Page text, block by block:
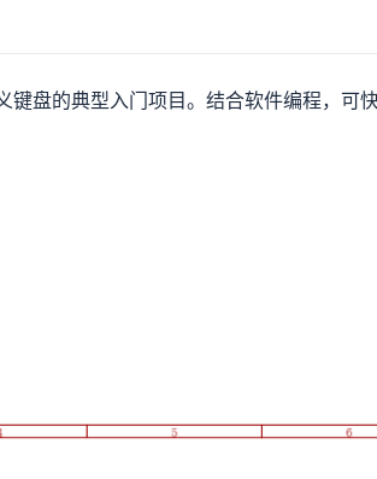
盘的典型入门项目。结合软件编程，可